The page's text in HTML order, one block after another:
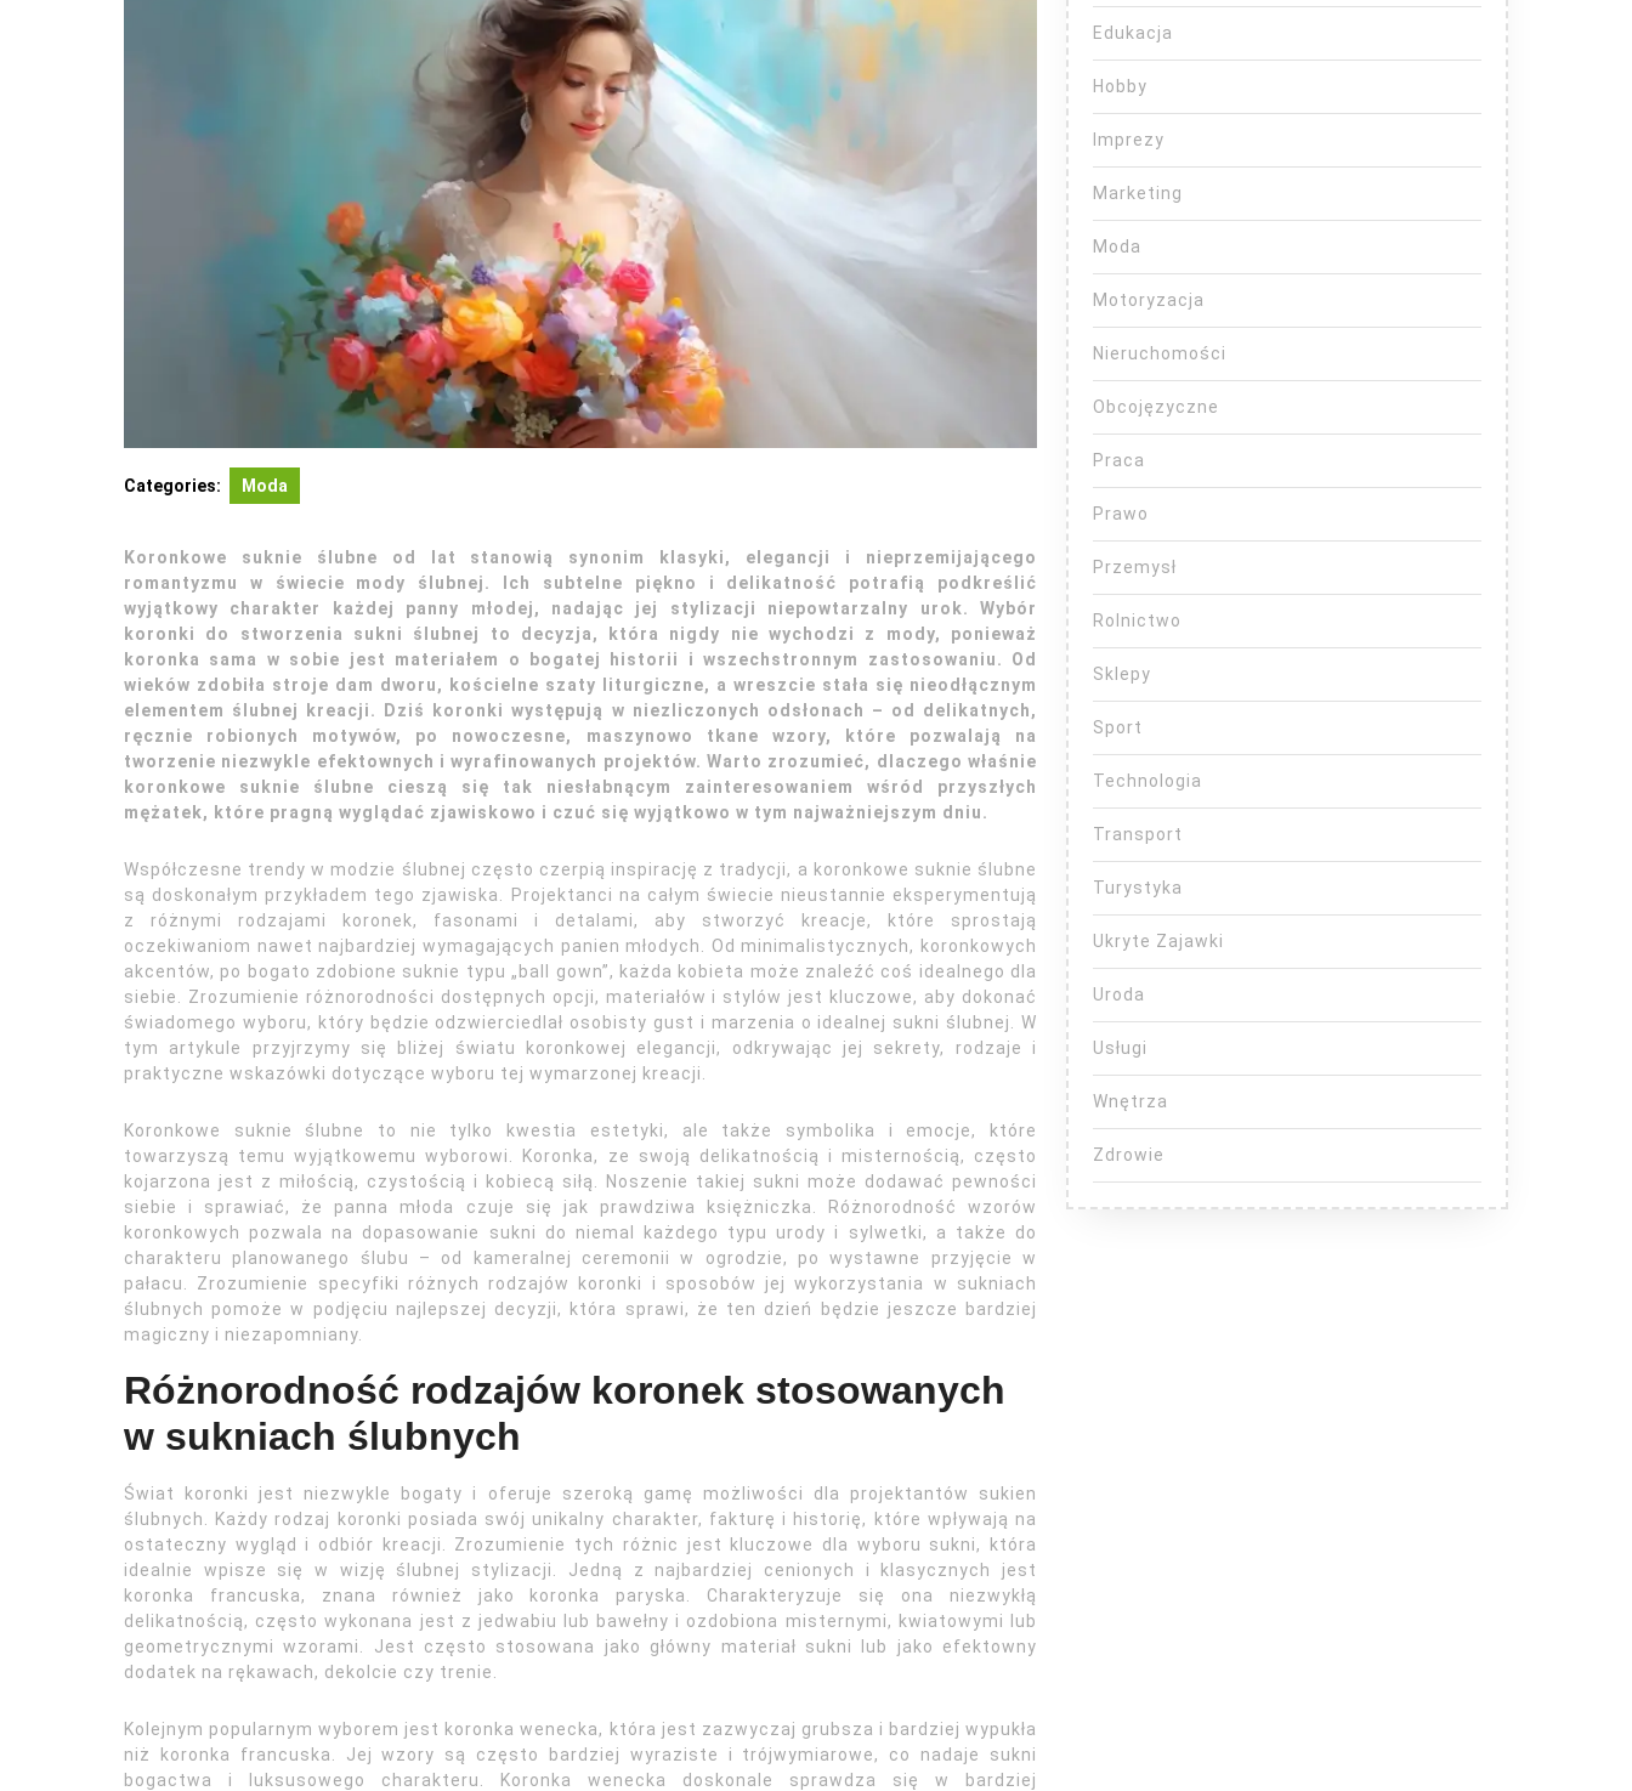
Categories: Moda
Koronkowe suknie ślubne od lat stanowią synonim klasyki, elegancji i nieprzemijającego
romantyzmu w świecie mody ślubnej. Ich subtelne piękno i delikatność potrafią podkreślić
wyjątkowy charakter każdej panny młodej, nadając jej stylizacji niepowtarzalny urok. Wybór
koronki do stworzenia sukni ślubnej to decyzja, która nigdy nie wychodzi z mody, ponieważ
koronka sama w sobie jest materiałem o bogatej historii i wszechstronnym zastosowaniu. Od
wieków zdobiła stroje dam dworu, kościelne szaty liturgiczne, a wreszcie stała się nieodłącznym
elementem ślubnej kreacji. Dziś koronki występują w niezliczonych odsłonach – od delikatnych,
ręcznie robionych motywów, po nowoczesne, maszynowo tkane wzory, które pozwalają na
tworzenie niezwykle efektownych i wyrafinowanych projektów. Warto zrozumieć, dlaczego właśnie
koronkowe suknie ślubne cieszą się tak niesłabnącym zainteresowaniem wśród przyszłych
mężatek, które pragną wyglądać zjawiskowo i czuć się wyjątkowo w tym najważniejszym dniu.
Współczesne trendy w modzie ślubnej często czerpią inspirację z tradycji, a koronkowe suknie ślubne
są doskonałym przykładem tego zjawiska. Projektanci na całym świecie nieustannie eksperymentują
z różnymi rodzajami koronek, fasonami i detalami, aby stworzyć kreacje, które sprostają
oczekiwaniom nawet najbardziej wymagających panien młodych. Od minimalistycznych, koronkowych
akcentów, po bogato zdobione suknie typu „ball gown”, każda kobieta może znaleźć coś idealnego dla
siebie. Zrozumienie różnorodności dostępnych opcji, materiałów i stylów jest kluczowe, aby dokonać
świadomego wyboru, który będzie odzwierciedlał osobisty gust i marzenia o idealnej sukni ślubnej. W
tym artykule przyjrzymy się bliżej światu koronkowej elegancji, odkrywając jej sekrety, rodzaje i
praktyczne wskazówki dotyczące wyboru tej wymarzonej kreacji.
Koronkowe suknie ślubne to nie tylko kwestia estetyki, ale także symbolika i emocje, które
towarzyszą temu wyjątkowemu wyborowi. Koronka, ze swoją delikatnością i misternością, często
kojarzona jest z miłością, czystością i kobiecą siłą. Noszenie takiej sukni może dodawać pewności
siebie i sprawiać, że panna młoda czuje się jak prawdziwa księżniczka. Różnorodność wzorów
koronkowych pozwala na dopasowanie sukni do niemal każdego typu urody i sylwetki, a także do
charakteru planowanego ślubu – od kameralnej ceremonii w ogrodzie, po wystawne przyjęcie w
pałacu. Zrozumienie specyfiki różnych rodzajów koronki i sposobów jej wykorzystania w sukniach
ślubnych pomoże w podjęciu najlepszej decyzji, która sprawi, że ten dzień będzie jeszcze bardziej
magiczny i niezapomniany.
Różnorodność rodzajów koronek stosowanych
w sukniach ślubnych
Świat koronki jest niezwykle bogaty i oferuje szeroką gamę możliwości dla projektantów sukien
ślubnych. Każdy rodzaj koronki posiada swój unikalny charakter, fakturę i historię, które wpływają na
ostateczny wygląd i odbiór kreacji. Zrozumienie tych różnic jest kluczowe dla wyboru sukni, która
idealnie wpisze się w wizję ślubnej stylizacji. Jedną z najbardziej cenionych i klasycznych jest
koronka francuska, znana również jako koronka paryska. Charakteryzuje się ona niezwykłą
delikatnością, często wykonana jest z jedwabiu lub bawełny i ozdobiona misternymi, kwiatowymi lub
geometrycznymi wzorami. Jest często stosowana jako główny materiał sukni lub jako efektowny
dodatek na rękawach, dekolcie czy trenie.
Kolejnym popularnym wyborem jest koronka wenecka, która jest zazwyczaj grubsza i bardziej wypukła
niż koronka francuska. Jej wzory są często bardziej wyraziste i trójwymiarowe, co nadaje sukni
bogactwa i luksusowego charakteru. Koronka wenecka doskonale sprawdza się w bardziej
Edukacja
Hobby
Imprezy
Marketing
Moda
Motoryzacja
Nieruchomości
Obcojęzyczne
Praca
Prawo
Przemysł
Rolnictwo
Sklepy
Sport
Technologia
Transport
Turystyka
Ukryte Zajawki
Uroda
Usługi
Wnętrza
Zdrowie